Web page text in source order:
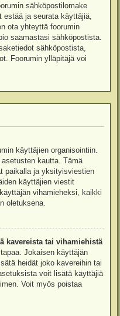
sähköpostilomake
ja seurata käyttäjiä,
ota yhteyttä foorumin
saamastasi sähköpostista.
sähköpostista,
Foorumin ylläpitäjä voi
käyttäjien organisointiin.
kautta. Tämä
paikalla ja yksityisviestien
käyttäjien viestit
vihamieheksi, kaikki
oletuksena.
kavereista tai vihamiehistä
Jokaisen käyttäjän
heidät joko kavereihin tai
voit lisätä käyttäjiä
Voit myös poistaa